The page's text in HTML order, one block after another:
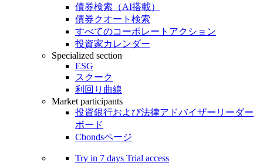
債券検索（AI搭載）
債券クオート検索
すべてのコーポレートアクション
投資家カレンダー
Specialized section
ESG
スクーク
利回り曲線
Market participants
投資銀行および法律アドバイザーリーダー
ボード
Cbondsページ
Try in 7 days Trial access